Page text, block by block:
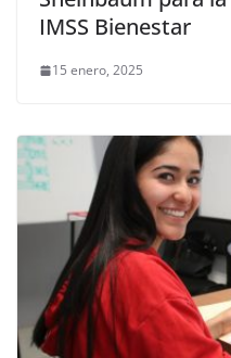
IMSS Bienestar
15 enero, 2025